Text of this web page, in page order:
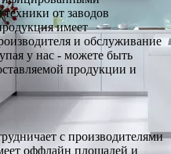
от заводов
имеет
и обслуживание
у нас - можете быть
продукции и
с производителями
оффлайн площадей и